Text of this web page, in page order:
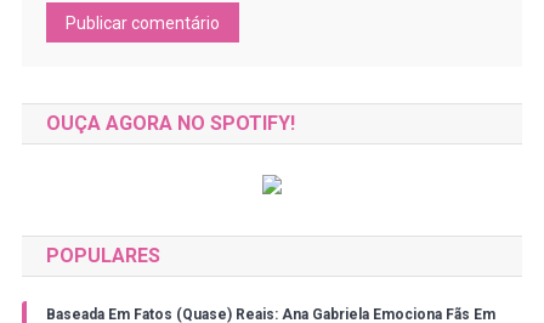
OUÇA AGORA NO SPOTIFY!
POPULARES
Baseada Em Fatos (Quase) Reais: Ana Gabriela Emociona Fãs Em